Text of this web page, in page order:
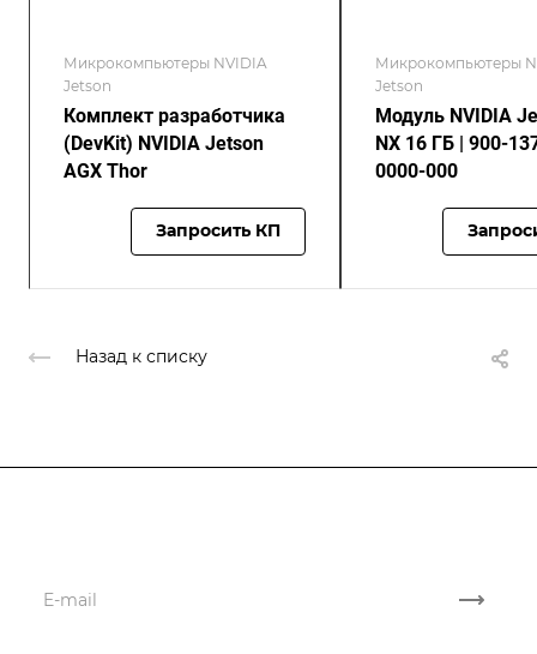
Микрокомпьютеры NVIDIA
Jetson
Комплект разработчика
(DevKit) NVIDIA Jetson
AGX Thor
Запросить КП
Микрокомпьютеры
Jetson
Модуль NVIDIA
NX 16 ГБ | 900-
0000-000
Назад к списку